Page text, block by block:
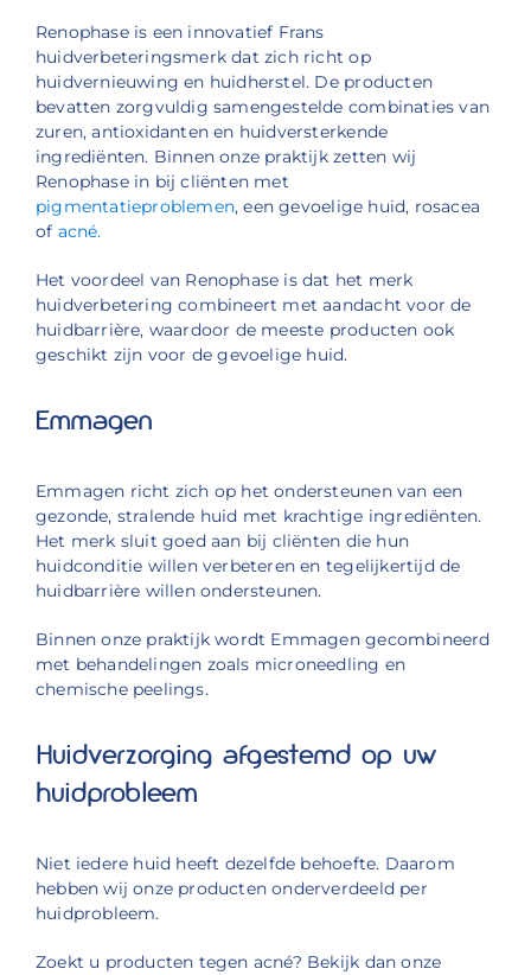
Renophase is een innovatief Frans
huidverbeteringsmerk dat zich richt op
huidvernieuwing en huidherstel. De producten
bevatten zorgvuldig samengestelde combinaties van
zuren, antioxidanten en huidversterkende
ingrediënten. Binnen onze praktijk zetten wij
Renophase in bij cliënten met
pigmentatieproblemen, een gevoelige huid, rosacea
of acné.
Het voordeel van Renophase is dat het merk
huidverbetering combineert met aandacht voor de
huidbarrière, waardoor de meeste producten ook
geschikt zijn voor de gevoelige huid.
Emmagen
Emmagen richt zich op het ondersteunen van een
gezonde, stralende huid met krachtige ingrediënten.
Het merk sluit goed aan bij cliënten die hun
huidconditie willen verbeteren en tegelijkertijd de
huidbarrière willen ondersteunen.
Binnen onze praktijk wordt Emmagen gecombineerd
met behandelingen zoals microneedling en
chemische peelings.
Huidverzorging afgestemd op uw
huidprobleem
Niet iedere huid heeft dezelfde behoefte. Daarom
hebben wij onze producten onderverdeeld per
huidprobleem.
Zoekt u producten tegen acné? Bekijk dan onze